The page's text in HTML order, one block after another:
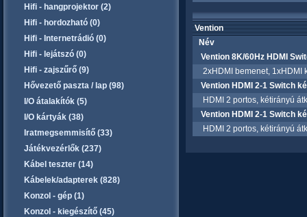
Hifi - hangprojektor (2)
Hifi - hordozható (0)
Hifi - Internetrádió (0)
Hifi - lejátszó (0)
Hifi - zajszűrő (9)
Hővezető paszta / lap (98)
I/O átalakítók (5)
I/O kártyák (38)
Iratmegsemmisítő (33)
Játékvezérlők (237)
Kábel teszter (14)
Kábelek/adapterek (828)
Konzol - gép (1)
Konzol - kiegészítő (45)
Vention
Név
Vention 8K/60Hz HDMI
2xHDMI bemenet, 1xHDMI
Vention HDMI 2-1 Switch
HDMI 2 portos, kétirányú
Vention HDMI 2-1 Switch
HDMI 2 portos, kétirányú